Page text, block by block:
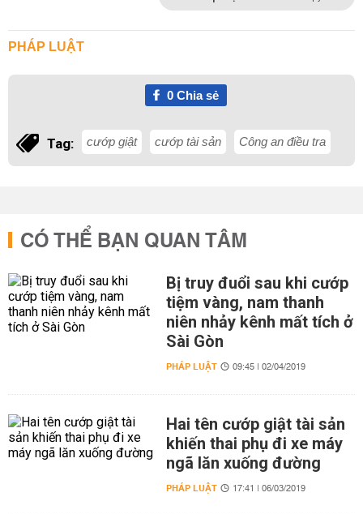
PHÁP LUẬT
0Chia sẻ
Tag: cướp giật cướp tài sản Công an điều tra
CÓ THỂ BẠN QUAN TÂM
Bị truy đuổi sau khi cướp
tiệm vàng, nam thanh
niên nhảy kênh mất tích ở
Sài Gòn
PHÁP LUẬT 09:45 | 02/04/2019
Hai tên cướp giật tài sản
khiến thai phụ đi xe máy
ngã lăn xuống đường
PHÁP LUẬT 17:41 | 06/03/2019